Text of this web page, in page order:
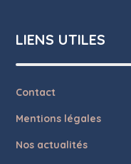
LIENS UTILES
Contact
Mentions légales
Nos actualités